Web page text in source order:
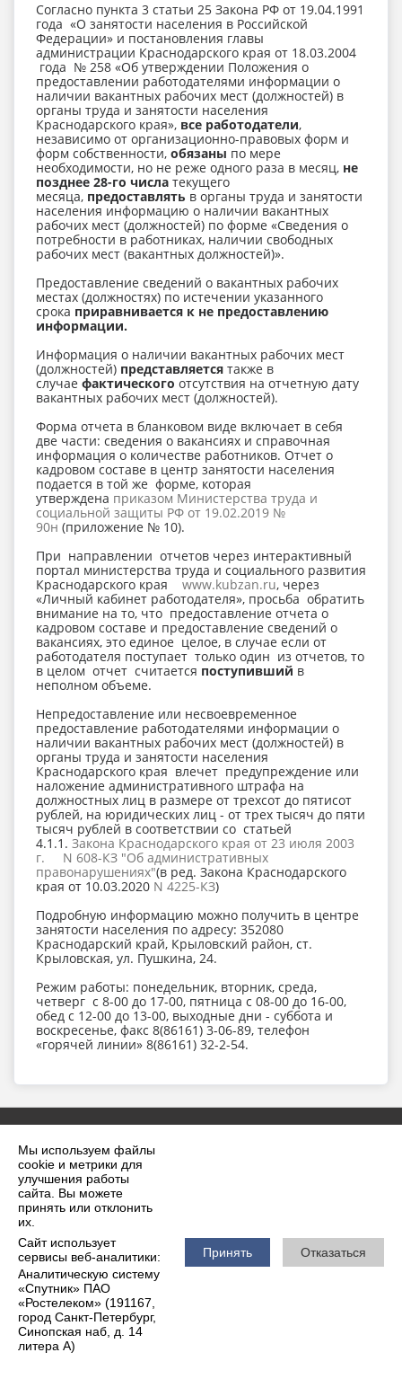
Мы используем файлы
cookie и метрики для
улучшения работы
сайта. Вы можете
принять или отклонить
их.
Сайт использует
сервисы веб-аналитики:
Аналитическую систему
«Спутник» ПАО
«Ростелеком» (191167,
город Санкт-Петербург,
Синопская наб, д. 14
литера А)
Принять Отказаться
Согласно пункта 3 статьи 25 Закона РФ от 19.04.1991
года «О занятости населения в Российской
Федерации» и постановления главы
администрации Краснодарского края от 18.03.2004
года № 258 «Об утверждении Положения о
предоставлении работодателями информации о
наличии вакантных рабочих мест (должностей) в
органы труда и занятости населения
Краснодарского края», все работодатели,
независимо от организационно-правовых форм и
форм собственности, обязаны по мере
необходимости, но не реже одного раза в месяц, не
позднее 28-го числа текущего
месяца, предоставлять в органы труда и занятости
населения информацию о наличии вакантных
рабочих мест (должностей) по форме «Сведения о
потребности в работниках, наличии свободных
рабочих мест (вакантных должностей)».
Предоставление сведений о вакантных рабочих
местах (должностях) по истечении указанного
срока приравнивается к не предоставлению
информации.
Информация о наличии вакантных рабочих мест
(должностей) представляется также в
случае фактического отсутствия на отчетную дату
вакантных рабочих мест (должностей).
Форма отчета в бланковом виде включает в себя
две части: сведения о вакансиях и справочная
информация о количестве работников. Отчет о
кадровом составе в центр занятости населения
подается в той же форме, которая
утверждена приказом Министерства труда и
социальной защиты РФ от 19.02.2019 №
90н (приложение № 10).
При направлении отчетов через интерактивный
портал министерства труда и социального развития
Краснодарского края www.kubzan.ru, через
«Личный кабинет работодателя», просьба обратить
внимание на то, что предоставление отчета о
кадровом составе и предоставление сведений о
вакансиях, это единое целое, в случае если от
работодателя поступает только один из отчетов, то
в целом отчет считается поступивший в
неполном объеме.
Непредоставление или несвоевременное
предоставление работодателями информации о
наличии вакантных рабочих мест (должностей) в
органы труда и занятости населения
Краснодарского края влечет предупреждение или
наложение административного штрафа на
должностных лиц в размере от трехсот до пятисот
рублей, на юридических лиц - от трех тысяч до пяти
тысяч рублей в соответствии со статьей
4.1.1. Закона Краснодарского края от 23 июля 2003
г. N 608-КЗ "Об административных
правонарушениях"(в ред. Закона Краснодарского
края от 10.03.2020 N 4225-КЗ)
Подробную информацию можно получить в центре
занятости населения по адресу: 352080
Краснодарский край, Крыловский район, ст.
Крыловская, ул. Пушкина, 24.
Режим работы: понедельник, вторник, среда,
четверг с 8-00 до 17-00, пятница с 08-00 до 16-00,
обед с 12-00 до 13-00, выходные дни - суббота и
воскресенье, факс 8(86161) 3-06-89, телефон
«горячей линии» 8(86161) 32-2-54.
2026 г. krilovskaya.ru
Вход
Карта сайта
Политика обработки персональных данных
Сделано на KubCMS
Разработка и поддержка